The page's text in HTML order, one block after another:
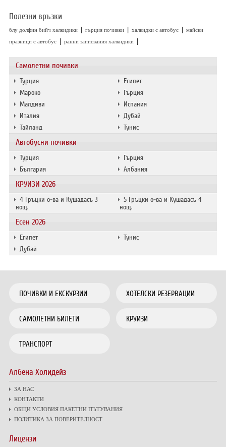
Самолетни почивки
Турция
Египет
Мароко
Гърция
Малдиви
Испания
Италия
Дубай
Тайланд
Тунис
Автобусни почивки
Турция
Гърция
България
Албания
КРУИЗИ 2026
4 Гръцки о-ва и Кушадасъ 3
нощ.
5 Гръцки о-ва и Кушадасъ 4
нощ.
Есен 2026
Египет
Тунис
Дубай
Полезни връзки
блу долфин бийч халкидики | гърция почивки | халкидки с автобус | майски
празници с автобус | ранни записвания халкидики |
ПОЧИВКИ И ЕКСКУРЗИИ ХОТЕЛСКИ РЕЗЕРВАЦИИ
САМОЛЕТНИ БИЛЕТИ КРУИЗИ
ТРАНСПОРТ
Албена Холидейз
ЗА НАС
КОНТАКТИ
ОБЩИ УСЛОВИЯ ПАКЕТНИ ПЪТУВАНИЯ
ПОЛИТИКА ЗА ПОВЕРИТЕЛНОСТ
Лицензи